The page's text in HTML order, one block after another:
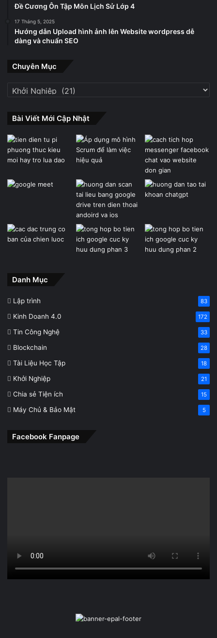
Đề Cương Ôn Tập Môn Lịch Sử Lớp 4
17 Tháng 5, 2025
Hướng dẫn Upload hình ảnh lên Website wordpress dễ
dàng và chuẩn SEO
Chuyên Mục
Chuyên
Bài Viết Mới Cập Nhật
Danh Mục
Lập trình 83
Kinh Doanh 4.0 172
Tin Công Nghệ 33
Blockchain 28
Tài Liệu Học Tập 18
Khởi Nghiệp 21
Chia sẻ Tiện ích 15
Máy Chủ & Bảo Mật 5
Facebook Fanpage